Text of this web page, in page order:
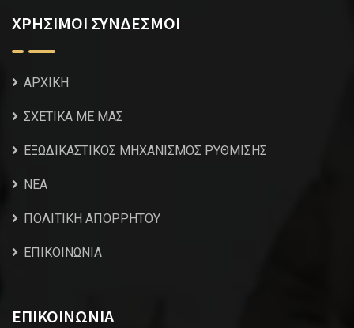
ΧΡΗΣΙΜΟΙ ΣΥΝΔΕΣΜΟΙ
ΑΡΧΙΚΗ
ΣΧΕΤΙΚΑ ΜΕ ΜΑΣ
ΕΞΩΔΙΚΑΣΤΙΚΟΣ ΜΗΧΑΝΙΣΜΟΣ ΡΥΘΜΙΣΗΣ
NEA
ΠΟΛΙΤΙΚΗ ΑΠΟΡΡΗΤΟΥ
ΕΠΙΚΟΙΝΩΝΙΑ
ΕΠΙΚΟΙΝΩΝΙΑ